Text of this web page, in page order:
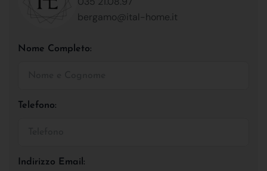
bergamo@ital-home.it
Nome Completo:
Telefono:
Indirizzo Email: